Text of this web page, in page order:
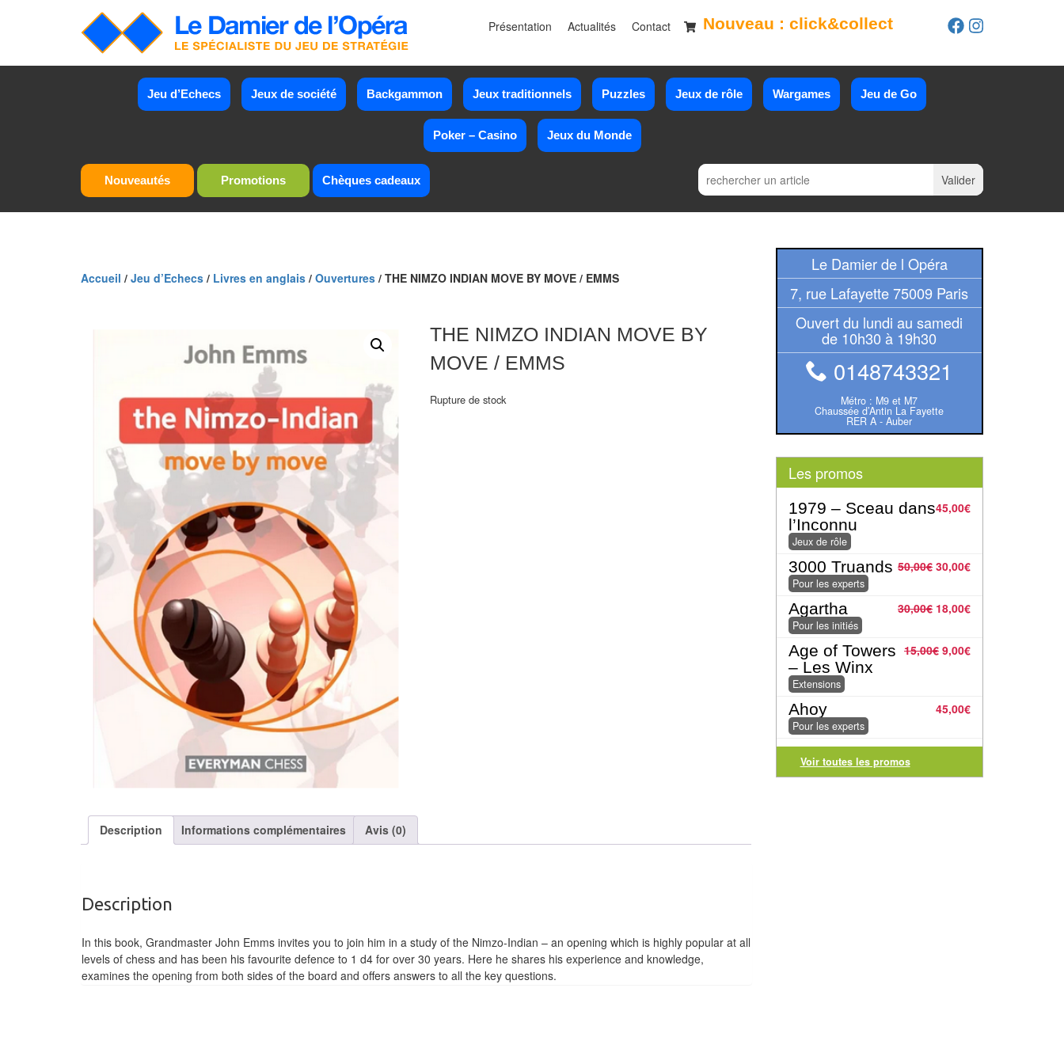
Présentation Actualités Contact Nouveau : click&collect
Jeu d’Echecs Jeux de société Backgammon Jeux traditionnels Puzzles Jeux de rôle Wargames Jeu de Go
Poker – Casino Jeux du Monde
Nouveautés Promotions Chèques cadeaux
Accueil / Jeu d’Echecs / Livres en anglais / Ouvertures / THE NIMZO INDIAN MOVE BY MOVE / EMMS
THE NIMZO INDIAN MOVE BY
MOVE / EMMS
Rupture de stock
Description Informations complémentaires Avis (0)
Description
In this book, Grandmaster John Emms invites you to join him in a study of the Nimzo-Indian – an opening which is highly popular at all
levels of chess and has been his favourite defence to 1 d4 for over 30 years. Here he shares his experience and knowledge,
examines the opening from both sides of the board and offers answers to all the key questions.
Le Damier de l Opéra
7, rue Lafayette 75009 Paris
Ouvert du lundi au samedi
de 10h30 à 19h30
0148743321
Métro : M9 et M7
Chaussée d’Antin La Fayette
RER A - Auber
Les promos
45,00€
1979 – Sceau dans
l’Inconnu
Jeux de rôle
50,00€ 30,00€
3000 Truands
Pour les experts
30,00€ 18,00€
Agartha
Pour les initiés
15,00€ 9,00€
Age of Towers
– Les Winx
Extensions
45,00€
Ahoy
Pour les experts
Voir toutes les promos